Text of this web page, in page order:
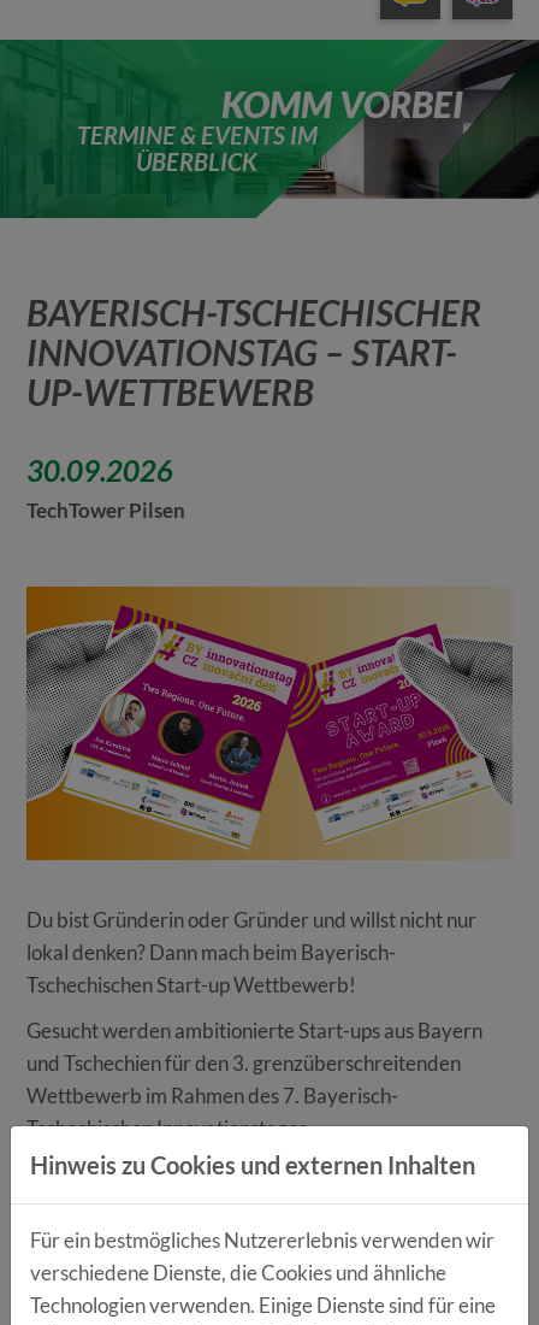
KOMM VORBEI
TERMINE & EVENTS IM
ÜBERBLICK
BAYERISCH-TSCHECHISCHER
INNOVATIONSTAG – START-
UP-WETTBEWERB
30.09.2026
TechTower Pilsen
Du bist Gründerin oder Gründer und willst nicht nur
lokal denken? Dann mach beim Bayerisch-
Tschechischen Start-up Wettbewerb!
Gesucht werden ambitionierte Start-ups aus Bayern
und Tschechien für den 3. grenzüberschreitenden
Wettbewerb im Rahmen des 7. Bayerisch-
Tschechischen Innovationstages.
Was du bekommst:
Zugang zu neuen Märkten (CZ/BY)
Kontakte zu Corporates & Forschung
Sichtbarkeit & echte Kooperationschancen
Hinweis zu Cookies und externen Inhalten
Für ein bestmögliches Nutzererlebnis verwenden wir
verschiedene Dienste, die Cookies und ähnliche
Technologien verwenden. Einige Dienste sind für eine